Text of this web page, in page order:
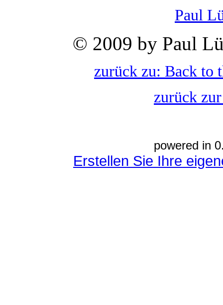
Paul
© 2009 by Paul
zurück zu: Back to
zurück
powered in
Erstellen Sie Ihre